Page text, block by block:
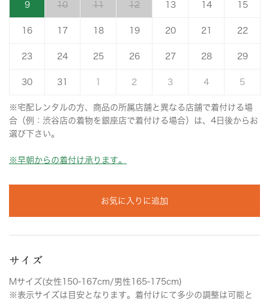
9 10 11 12 13 14 15
16 17 18 19 20 21 22
23 24 25 26 27 28 29
30 31 2 3 4 5
※宅配レンタルの方、商品の所属店舗と異なる店舗で着付ける場
合（例：渋谷店の着物を銀座店で着付ける場合）は、4日後からお
選び下さい。
※早朝からの着付け承ります。
お気に入りに追加
サイズ
Mサイズ(女性150-167cm/男性165-175cm)
※表示サイズは目安となります。着付けにて多少の調整は可能と